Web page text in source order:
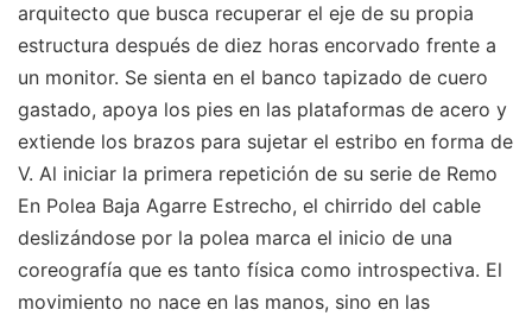
arquitecto que busca recuperar el eje de su propia
estructura después de diez horas encorvado frente a
un monitor. Se sienta en el banco tapizado de cuero
gastado, apoya los pies en las plataformas de acero y
extiende los brazos para sujetar el estribo en forma de
V. Al iniciar la primera repetición de su serie de Remo
En Polea Baja Agarre Estrecho, el chirrido del cable
deslizándose por la polea marca el inicio de una
coreografía que es tanto física como introspectiva. El
movimiento no nace en las manos, sino en las